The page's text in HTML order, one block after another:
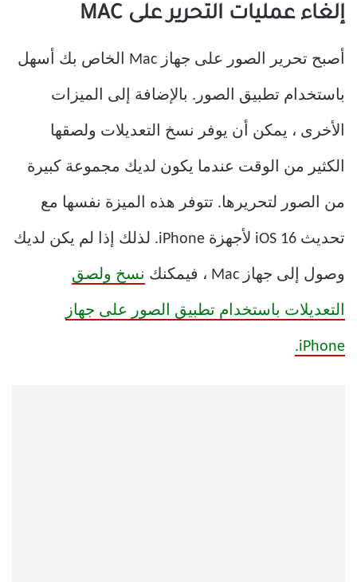
إلغاء عمليات التحرير على MAC
أصبح تحرير الصور على جهاز Mac الخاص بك أسهل
باستخدام تطبيق الصور. بالإضافة إلى الميزات
الأخرى ، يمكن أن يوفر نسخ التعديلات ولصقها
الكثير من الوقت عندما يكون لديك مجموعة كبيرة
من الصور لتحريرها. تتوفر هذه الميزة نفسها مع
تحديث iOS 16 لأجهزة iPhone. لذلك إذا لم يكن لديك
وصول إلى جهاز Mac ، فيمكنك نسخ ولصق
التعديلات باستخدام تطبيق الصور على جهاز
iPhone.